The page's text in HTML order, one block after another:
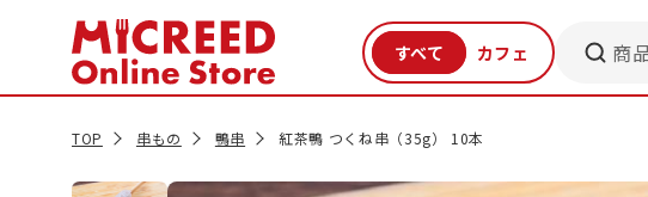
商
TOP 串もの 鴨串 紅茶鴨 つくね串（35g） 10本